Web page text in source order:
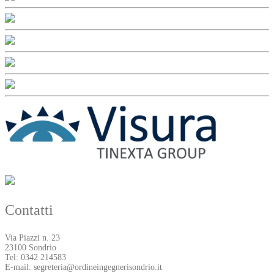
Contatti
Via Piazzi n. 23
23100 Sondrio
Tel: 0342 214583
E-mail: segreteria@ordineingegnerisondrio.it